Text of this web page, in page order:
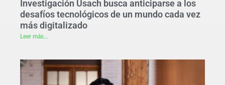
Investigación Usach busca anticiparse a los
desafíos tecnológicos de un mundo cada vez
más digitalizado
Leer más...